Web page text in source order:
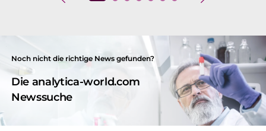
Noch nicht die richtige News gefunden?
Die analytica-world.com
Newssuche